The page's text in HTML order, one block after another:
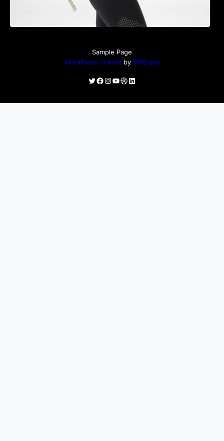
Sample Page
WordPress Theme by WPEnjoy
Twitter
Facebook
Instagram
YouTube
Dribbble
LinkedIn